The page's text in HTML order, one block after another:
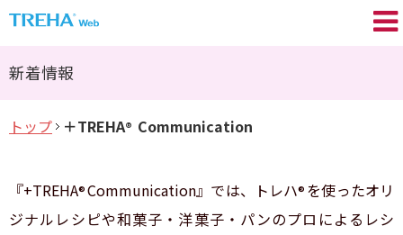
プロが語る／My TREHA
トレハ®レシピ集
新着情報
トップ ＋TREHA® Communication
『+TREHA®Communication』では、トレハ® を使ったオリ
ジナルレシピや和菓子・洋菓子・パンのプロによるレシ